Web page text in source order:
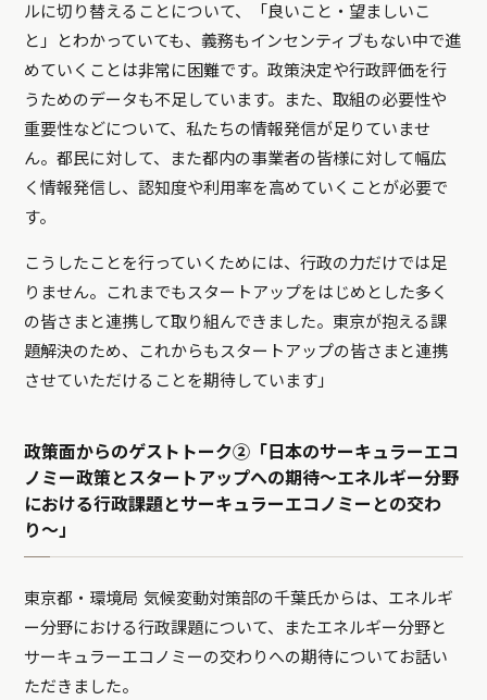
ルに切り替えることについて、「良いこと・望ましいこ
と」とわかっていても、義務もインセンティブもない中で進
めていくことは非常に困難です。政策決定や行政評価を行
うためのデータも不足しています。また、取組の必要性や
重要性などについて、私たちの情報発信が足りていませ
ん。都民に対して、また都内の事業者の皆様に対して幅広
く情報発信し、認知度や利用率を高めていくことが必要で
す。
こうしたことを行っていくためには、行政の力だけでは足
りません。これまでもスタートアップをはじめとした多く
の皆さまと連携して取り組んできました。東京が抱える課
題解決のため、これからもスタートアップの皆さまと連携
させていただけることを期待しています」
政策面からのゲストトーク②「日本のサーキュラーエコ
ノミー政策とスタートアップへの期待〜エネルギー分野
における行政課題とサーキュラーエコノミーとの交わ
り〜」
東京都・環境局 気候変動対策部の千葉氏からは、エネルギ
ー分野における行政課題について、またエネルギー分野と
サーキュラーエコノミーの交わりへの期待についてお話い
ただきました。